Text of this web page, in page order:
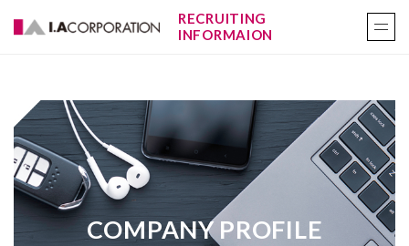
RECRUITING
INFORMAION
COMPANY PROFILE